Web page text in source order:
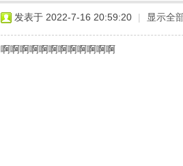
发表于 2022-7-16 20:59:20 | 显示全
啊啊啊啊啊啊啊啊啊啊啊啊